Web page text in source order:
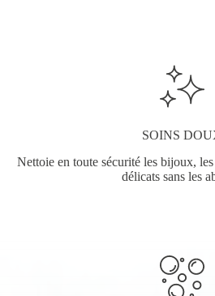
SOINS
Nettoie en toute sécurité les bijoux,
délicats sans les